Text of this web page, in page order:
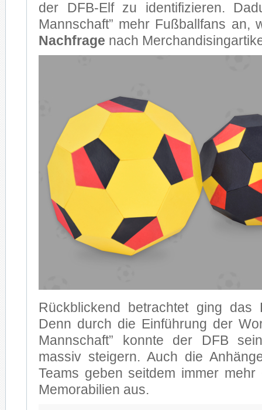
der DFB-Elf zu iden­ti­fi­zie­ren.
Mann­schaft” mehr Fuß­ball­fans an,
Nach­fra­ge nach
Rück­bli­ckend be­trach­tet ging das
Denn durch die Ein­füh­rung der
Mann­schaft” konn­te der DFB
mas­siv stei­gern. Auch die
Teams ge­ben seit­dem im­mer mehr
Memorabilien aus.